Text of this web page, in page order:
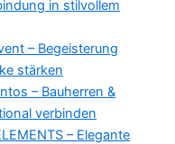
in stilvollem
– Begeisterung
stärken
– Bauherren &
verbinden
– Elegante